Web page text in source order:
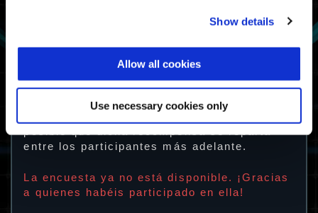
Show details
Allow all cookies
Use necessary cookies only
Aviso: Solo recibirán la recompensa los
participantes de la encuesta que hayan
entre los participantes más adelante.
La encuesta ya no está disponible. ¡Gracias
a quienes habéis participado en ella!